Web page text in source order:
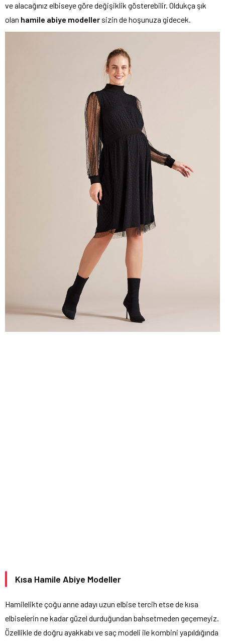
ve alacağınız elbiseye göre değişiklik gösterebilir. Oldukça şık
olan hamile abiye modeller sizin de hoşunuza gidecek.
Kısa Hamile Abiye Modeller
Hamilelikte çoğu anne adayı uzun elbise tercih etse de kısa
elbiselerin ne kadar güzel durduğundan bahsetmeden geçemeyiz.
Özellikle de doğru ayakkabı ve saç modeli ile kombini yapıldığında